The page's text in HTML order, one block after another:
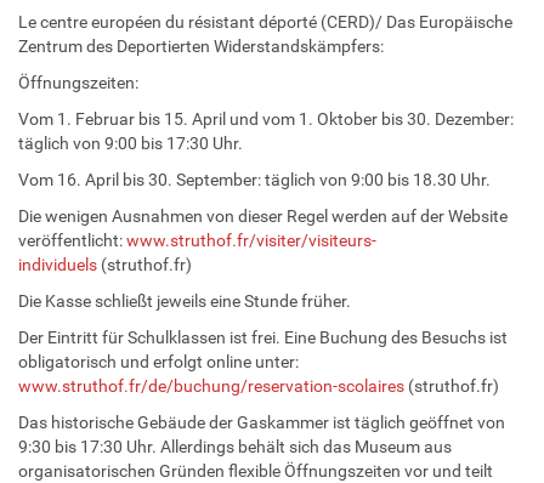
Le centre européen du résistant déporté (CERD)/ Das Europäische
Zentrum des Deportierten Widerstandskämpfers:
Öffnungszeiten:
Vom 1. Februar bis 15. April und vom 1. Oktober bis 30. Dezember:
täglich von 9:00 bis 17:30 Uhr.
Vom 16. April bis 30. September: täglich von 9:00 bis 18.30 Uhr.
Die wenigen Ausnahmen von dieser Regel werden auf der Website
veröffentlicht:www.struthof.fr/visiter/visiteurs-
individuels (struthof.fr)
Die Kasse schließt jeweils eine Stunde früher.
Der Eintritt für Schulklassen ist frei. Eine Buchung des Besuchs ist
obligatorisch und erfolgt online unter:
www.struthof.fr/de/buchung/reservation-scolaires (struthof.fr)
Das historische Gebäude der Gaskammer ist täglich geöffnet von
9:30 bis 17:30 Uhr. Allerdings behält sich das Museum aus
organisatorischen Gründen flexible Öffnungszeiten vor und teilt